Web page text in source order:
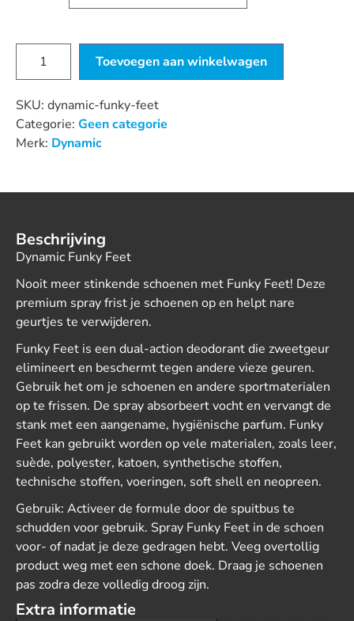
Toevoegen aan winkelwagen
SKU: dynamic-funky-feet
Categorie: Geen categorie
Merk: Dynamic
Beschrijving
Dynamic Funky Feet
Nooit meer stinkende schoenen met Funky Feet! Deze
premium spray frist je schoenen op en helpt nare
geurtjes te verwijderen.
Funky Feet is een dual-action deodorant die zweetgeur
elimineert en beschermt tegen andere vieze geuren.
Gebruik het om je schoenen en andere sportmaterialen
op te frissen. De spray absorbeert vocht en vervangt de
stank met een aangename, hygiënische parfum. Funky
Feet kan gebruikt worden op vele materialen, zoals leer,
suède, polyester, katoen, synthetische stoffen,
technische stoffen, voeringen, soft shell en neopreen.
Gebruik: Activeer de formule door de spuitbus te
schudden voor gebruik. Spray Funky Feet in de schoen
voor- of nadat je deze gedragen hebt. Veeg overtollig
product weg met een schone doek. Draag je schoenen
pas zodra deze volledig droog zijn.
Extra informatie